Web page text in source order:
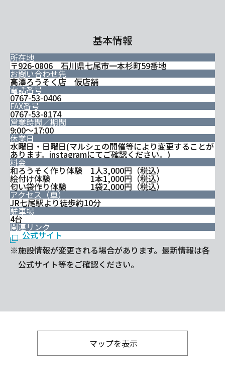
基本情報
所在地
〒926-0806 石川県七尾市一本杉町59番地
お問い合わせ先
高澤ろうそく店 仮店舗
電話番号
0767-53-0406
FAX番号
0767-53-8174
営業時間／期間
9:00〜17:00
休業日
水曜日・日曜日(マルシェの開催等により変更することが
あります。instagramにてご確認ください。)
料金
和ろうそく作り体験 1人3,000円（税込）
絵付け体験 1本1,000円（税込）
匂い袋作り体験 1袋2,000円（税込）
アクセス（車）
JR七尾駅より徒歩約10分
駐車場
4台
関連リンク
公式サイト
※施設情報が変更される場合があります。最新情報は各
公式サイト等をご確認ください。
マップを表示